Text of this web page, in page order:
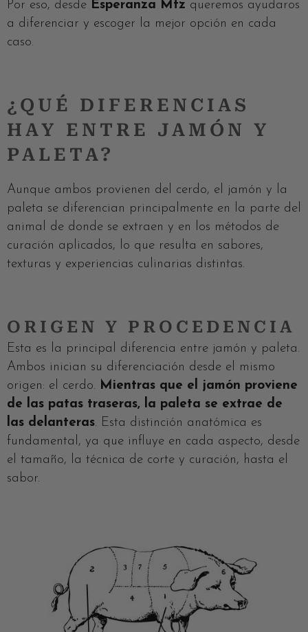
Por eso, desde Esperanza Mtz queremos ayudaros
a diferenciar y escoger la mejor opción en cada
caso.
¿QUÉ DIFERENCIAS
HAY ENTRE JAMÓN Y
PALETA?
Aunque ambos provienen del cerdo, el jamón y la
paleta se diferencian principalmente en la parte del
animal de donde se extraen y en los métodos de
curación aplicados, lo que resulta en sabores,
texturas y experiencias culinarias distintas.
ORIGEN Y PROCEDENCIA
Esta es la principal diferencia entre jamón y paleta.
Ambos inician su diferenciación desde el mismo
origen: el cerdo. Mientras que el jamón proviene
de las patas traseras, la paleta se extrae de
las delanteras. Esta distinción anatómica es
fundamental, ya que influye en cada aspecto, desde
el tamaño, la técnica de corte y curación, hasta el
sabor.